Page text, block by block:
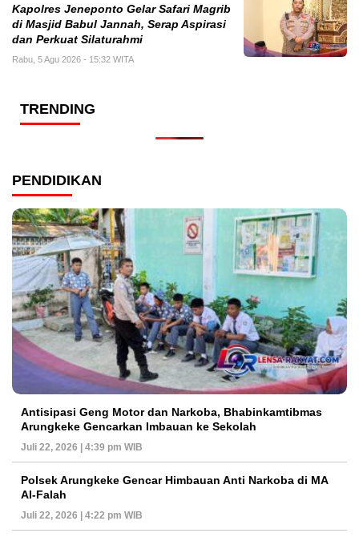
Kapolres Jeneponto Gelar Safari Magrib
di Masjid Babul Jannah, Serap Aspirasi
dan Perkuat Silaturahmi
Rabu, 5 Agu 2026 - 15:32 WITA
TRENDING
PENDIDIKAN
Antisipasi Geng Motor dan Narkoba, Bhabinkamtibmas
Arungkeke Gencarkan Imbauan ke Sekolah
Juli 22, 2026 | 4:39 pm WIB
Polsek Arungkeke Gencar Himbauan Anti Narkoba di MA
Al-Falah
Juli 22, 2026 | 4:22 pm WIB